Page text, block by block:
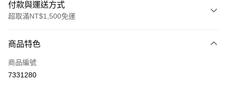
付款與運送方式
超取滿NT$1,500免運
信用卡一次付款
超商取貨付款
商品特色
商品編號
7331280